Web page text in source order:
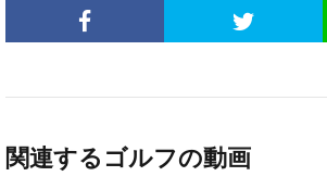
関連するゴルフの動画